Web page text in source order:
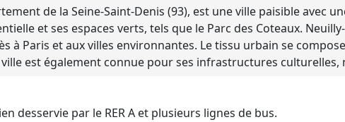
de la Seine-Saint-Denis (93), est une ville paisible avec
et ses espaces verts, tels que le Parc des Coteaux.
à Paris et aux villes environnantes. Le tissu urbain se
est également connue pour ses infrastructures culturelles,
desservie par le RER A et plusieurs lignes de bus.